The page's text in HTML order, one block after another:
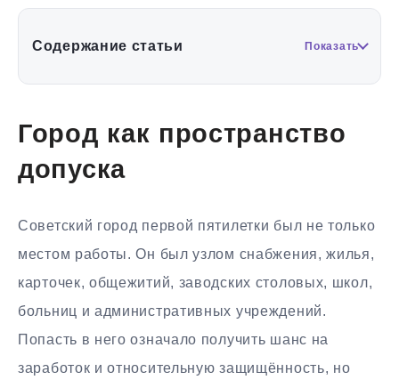
Содержание статьи Показать
Город как пространство
допуска
Советский город первой пятилетки был не только
местом работы. Он был узлом снабжения, жилья,
карточек, общежитий, заводских столовых, школ,
больниц и административных учреждений.
Попасть в него означало получить шанс на
заработок и относительную защищённость, но